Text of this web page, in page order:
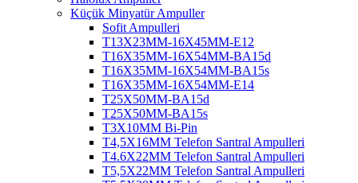
Küçük Minyatür Ampuller
Sofit Ampulleri
T13X23MM-16X45MM-E12
T16X35MM-16X54MM-BA15d
T16X35MM-16X54MM-BA15s
T16X35MM-16X54MM-E14
T25X50MM-BA15d
T25X50MM-BA15s
T3X10MM Bi-Pin
T4,5X16MM Telefon Santral Ampulleri
T4.6X22MM Telefon Santral Ampulleri
T5,5X22MM Telefon Santral Ampulleri